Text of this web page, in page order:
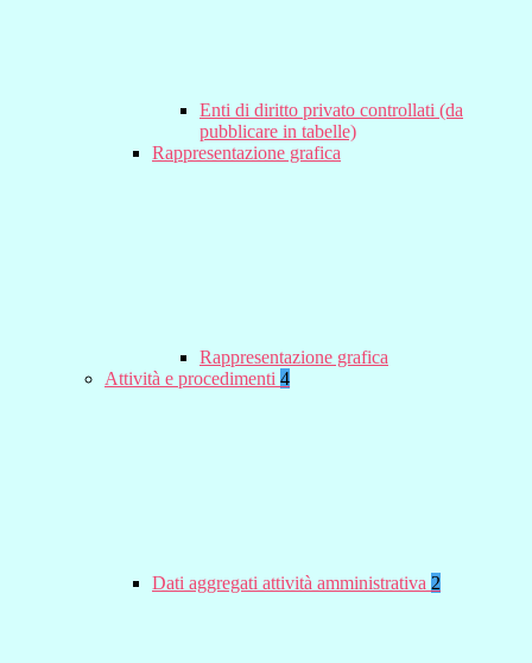
Enti di diritto privato controllati (da
pubblicare in tabelle)
Rappresentazione grafica
Rappresentazione grafica
Attività e procedimenti 4
Dati aggregati attività amministrativa 2